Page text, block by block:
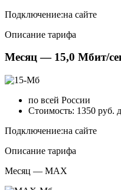
Подключение:на сайте
Описание тарифа
Месяц — 15,0 Мбит/
по всей России
Стоимость: 1350 руб.
Подключение:на сайте
Описание тарифа
Месяц — MAX